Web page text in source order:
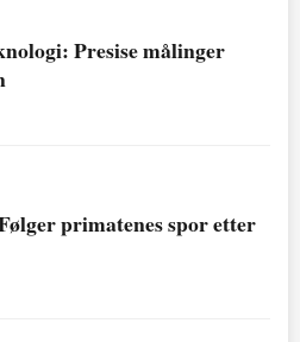
Presise målinger
primatenes spor etter